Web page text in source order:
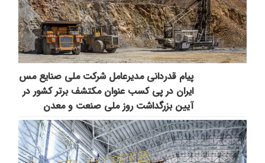
پیام قدردانی مدیرعامل شرکت ملی صنایع مس
ایران در پی کسب عنوان مکتشف برتر کشور در
آیین بزرگداشت روز ملی صنعت و معدن